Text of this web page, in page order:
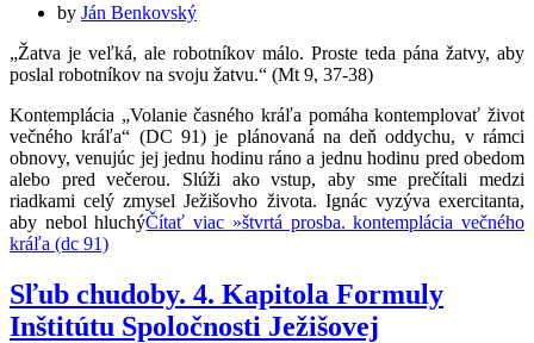
by Ján Benkovský
„Žatva je veľká, ale robotníkov málo. Proste teda pána žatvy, aby
poslal robotníkov na svoju žatvu.“ (Mt 9, 37-38)
Kontemplácia „Volanie časného kráľa pomáha kontemplovať život
večného kráľa“ (DC 91) je plánovaná na deň oddychu, v rámci
obnovy, venujúc jej jednu hodinu ráno a jednu hodinu pred obedom
alebo pred večerou. Slúži ako vstup, aby sme prečítali medzi
riadkami celý zmysel Ježišovho života. Ignác vyzýva exercitanta,
aby nebol hluchýČítať viac »štvrtá prosba. kontemplácia večného
kráľa (dc 91)
Sľub chudoby. 4. Kapitola Formuly
Inštitútu Spoločnosti Ježišovej